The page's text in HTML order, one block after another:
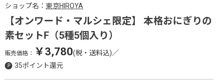
ショップ名： 東京HIROYA
【オンワード・マルシェ限定】 本格おにぎりの
素セットF（5種5個入り）
販売価格： ￥3,780(税・送料込)／
35ポイント還元